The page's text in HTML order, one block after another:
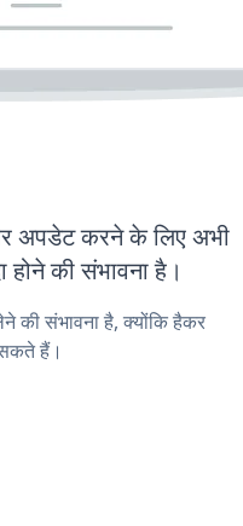
अपडेट करने के लिए अभी
की संभावना है।
की संभावना है, क्योंकि हैकर
हैं।